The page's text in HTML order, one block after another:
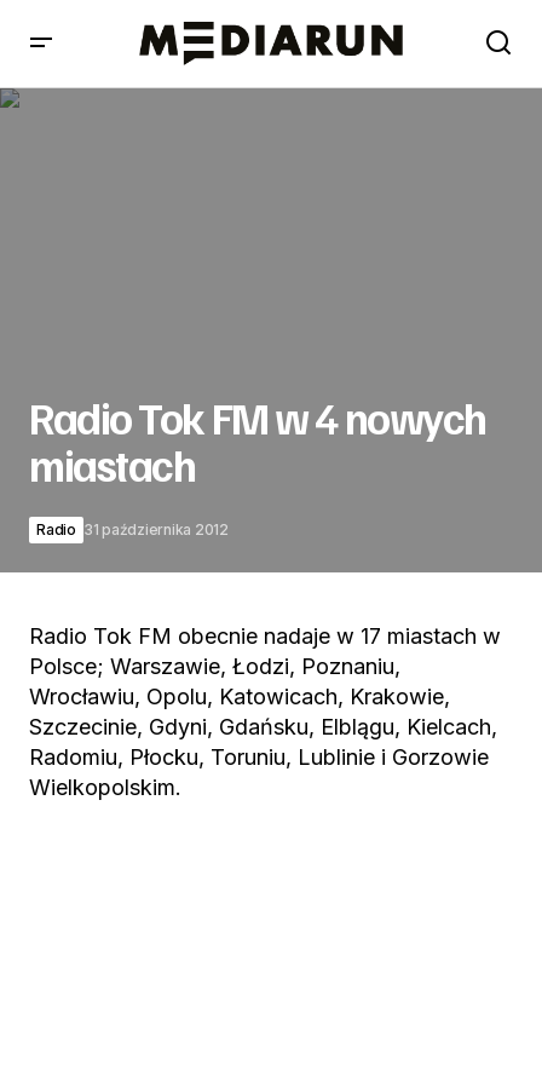
Radio Tok FM w 4 nowych
miastach
Radio 31 października 2012
Radio Tok FM obecnie nadaje w 17 miastach w
Polsce; Warszawie, Łodzi, Poznaniu,
Wrocławiu, Opolu, Katowicach, Krakowie,
Szczecinie, Gdyni, Gdańsku, Elblągu, Kielcach,
Radomiu, Płocku, Toruniu, Lublinie i Gorzowie
Wielkopolskim.